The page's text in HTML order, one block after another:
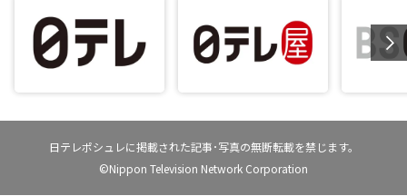
日テレポシュレに掲載された記事･写真の無断転載を禁じます。
©Nippon Television Network Corporation